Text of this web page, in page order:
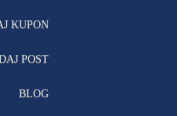
KUPON
POST
BLOG